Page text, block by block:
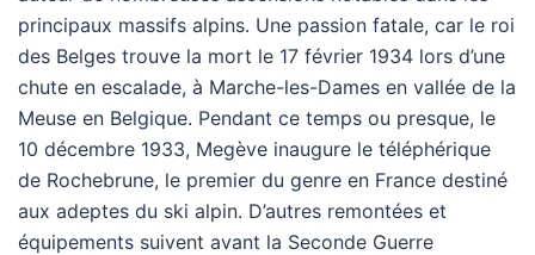
principaux massifs alpins. Une passion fatale, car le roi
des Belges trouve la mort le 17 février 1934 lors d’une
chute en escalade, à Marche-les-Dames en vallée de la
Meuse en Belgique. Pendant ce temps ou presque, le
10 décembre 1933, Megève inaugure le téléphérique
de Rochebrune, le premier du genre en France destiné
aux adeptes du ski alpin. D’autres remontées et
équipements suivent avant la Seconde Guerre